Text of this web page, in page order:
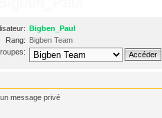
Bigben_Paul
Rang: Bigben Team
message privé